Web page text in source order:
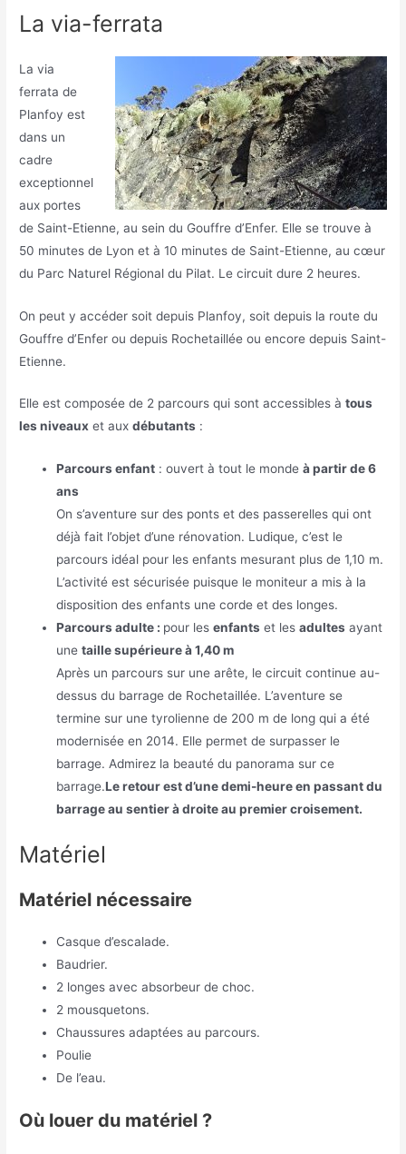
La via-ferrata
La via
ferrata de
Planfoy est
dans un
cadre
exceptionnel
aux portes
de Saint-Etienne, au sein du Gouffre d’Enfer. Elle se trouve à
50 minutes de Lyon et à 10 minutes de Saint-Etienne, au cœur
du Parc Naturel Régional du Pilat. Le circuit dure 2 heures.
On peut y accéder soit depuis Planfoy, soit depuis la route du
Gouffre d’Enfer ou depuis Rochetaillée ou encore depuis Saint-
Etienne.
Elle est composée de 2 parcours qui sont accessibles àtous
les niveaux et auxdébutants :
Parcours enfant : ouvert à tout le mondeà partir de 6
ans
On s’aventure sur des ponts et des passerelles qui ont
déjà fait l’objet d’une rénovation. Ludique, c’est le
parcours idéal pour les enfants mesurant plus de 1,10 m.
L’activité est sécurisée puisque le moniteur a mis à la
disposition des enfants une corde et des longes.
Parcours adulte : pour lesenfants et lesadultes ayant
unetaille supérieure à 1,40 m
Après un parcours sur une arête, le circuit continue au-
dessus du barrage de Rochetaillée. L’aventure se
termine sur une tyrolienne de 200 m de long qui a été
modernisée en 2014. Elle permet de surpasser le
barrage. Admirez la beauté du panorama sur ce
barrage.Le retour est d’une demi-heure en passant du
barrage au sentier à droite au premier croisement.
Matériel
Matériel nécessaire
Casque d’escalade.
Baudrier.
2 longes avec absorbeur de choc.
2 mousquetons.
Chaussures adaptées au parcours.
Poulie
De l’eau.
Où louer du matériel ?